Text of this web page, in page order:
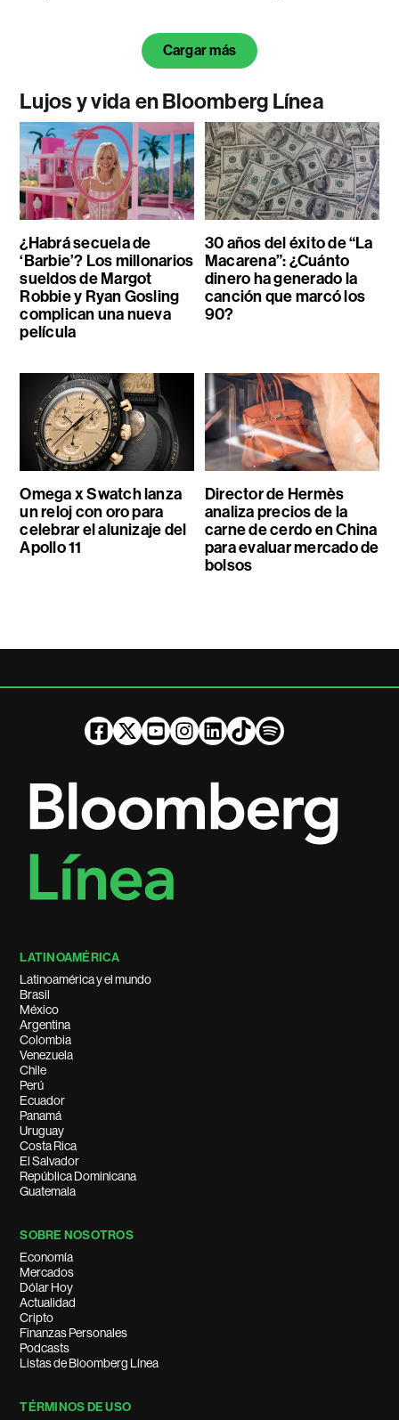
Cargar más
Lujos y vida en Bloomberg Línea
¿Habrá secuela de
‘Barbie’? Los millonarios
sueldos de Margot
Robbie y Ryan Gosling
complican una nueva
película
30 años del éxito de “La
Macarena”: ¿Cuánto
dinero ha generado la
canción que marcó los
90?
Omega x Swatch lanza
un reloj con oro para
celebrar el alunizaje del
Apollo 11
Director de Hermès
analiza precios de la
carne de cerdo en China
para evaluar mercado de
bolsos
LATINOAMÉRICA
Latinoamérica y el mundo
Brasil
México
Argentina
Colombia
Venezuela
Chile
Perú
Ecuador
Panamá
Uruguay
Costa Rica
El Salvador
República Dominicana
Guatemala
SOBRE NOSOTROS
Economía
Mercados
Dólar Hoy
Actualidad
Cripto
Finanzas Personales
Podcasts
Listas de Bloomberg Línea
TÉRMINOS DE USO